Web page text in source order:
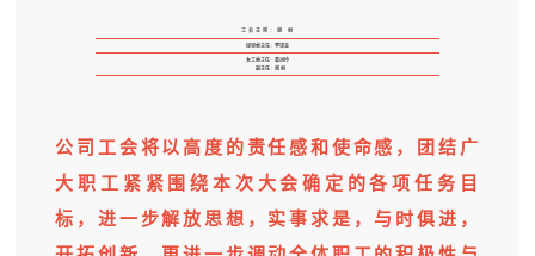
工会主席：谢 丽
经审委主任：李锡金
女工委主任：秦运玲
副主任：谢 丽
公司工会将以高度的责任感和使命感，团结广
大职工紧紧围绕本次大会确定的各项任务目
标，进一步解放思想，实事求是，与时俱进，